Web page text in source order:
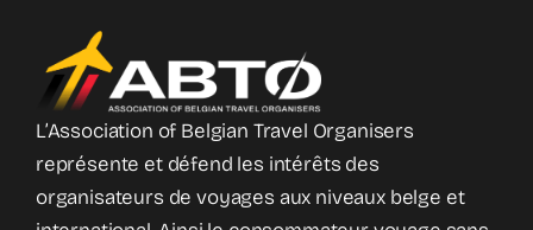
L’Association of Belgian Travel Organisers
représente et défend les intérêts des
organisateurs de voyages aux niveaux belge et